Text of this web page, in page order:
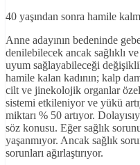
40 yaşından sonra hamile
Anne adayının bedeninde
denilebilecek ancak sağlıklı
uyum sağlayabileceği
hamile kalan kadının; kalp
cilt ve jinekolojik organlar
sistemi etkileniyor ve yükü
miktarı % 50 artıyor.
söz konusu. Eğer sağlık
yaşanmıyor. Ancak sağlık
sorunları ağırlaştırıyor.